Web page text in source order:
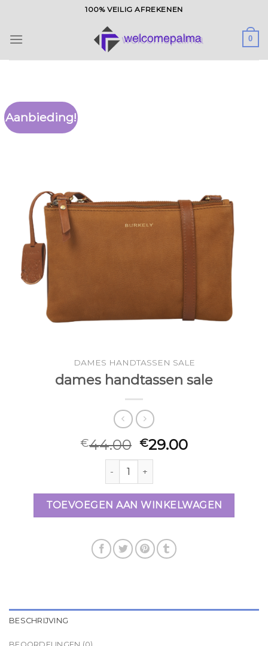
inhoud
100% VEILIG AFREKENEN
0
Aanbieding!
DAMES HANDTASSEN SALE
dames handtassen sale
€44.00 €29.00
dames handtassen sale aantal
TOEVOEGEN AAN WINKELWAGEN
BESCHRIJVING